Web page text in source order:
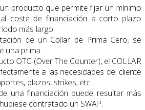
un producto que permite fijar un mínimo
coste de financiación a corto plazo
más largo.
de un Collar de Prima Cero, se
una prima.
OTC (Over The Counter), el COLLAR
a las necesidades del cliente
plazos, strikes, etc...
una financiación puede resultar más
contratado un SWAP.